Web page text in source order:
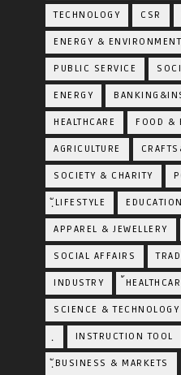
TECHNOLOGY CSR
ENERGY & ENVIRONMENT
PUBLIC SERVICE
ENERGY
HEALTHCARE FOOD &
AGRICULTURE
SOCIETY & CHARITY
ฺัLIFESTYLE
APPAREL & JEWELLERY
SOCIAL AFFAIRS
INDUSTRY
SCIENCE & TECHNOLOGY
INSTRUCTION TOOL
ฺัBUSINESS & MARKETS